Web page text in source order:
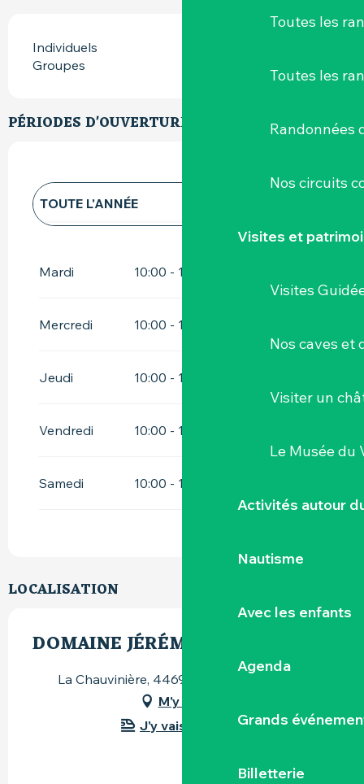
Toutes les
Toutes les
Randonnées
Nos circuits
Visites et
Visites
Nos caves et
Visiter un
Le Musée du
Activités autour
Nautisme
Avec les enfants
Agenda
Grands
Billetterie
Individuels
Groupes
PÉRIODES D'OUVERTURE
TOUTE L'ANNÉE
Mardi
10:00 - 12:30
Mercredi 10:00 - 12:30
Jeudi 10:00 - 12:30
Vendredi 10:00 - 12:30
Samedi 10:00 - 12:30
LOCALISATION
DOMAINE JÉRÉMIE HUCHET
La Chauvinière, 44690 Château-Thébaud
M'y rendre
J'y vais en train !